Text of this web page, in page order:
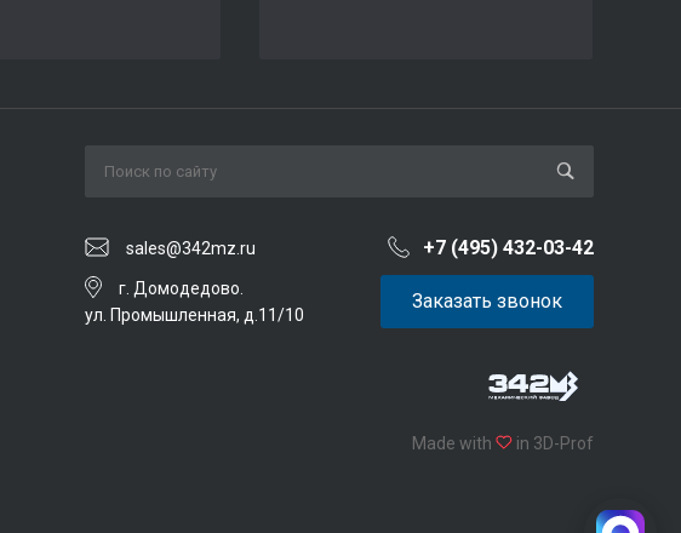
sales@342mz.ru +7 (495) 432-03-42
г. Домодедово.
ул. Промышленная, д.11/10
Заказать звонок
Made with in 3D-Prof